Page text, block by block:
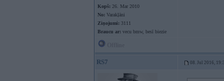
Kopš: 26. Mar 2010
No: Varakļāni
Ziņojumi: 3111
Braucu ar: vecu bmw, besī biezie
RS7 08. Jul 2016,